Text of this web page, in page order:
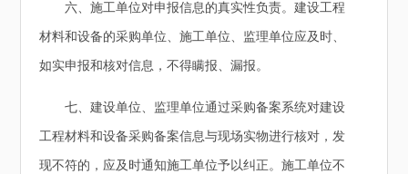
六、施工单位对申报信息的真实性负责。建设工程
材料和设备的采购单位、施工单位、监理单位应及时、
如实申报和核对信息，不得瞒报、漏报。
七、建设单位、监理单位通过采购备案系统对建设
工程材料和设备采购备案信息与现场实物进行核对，发
现不符的，应及时通知施工单位予以纠正。施工单位不